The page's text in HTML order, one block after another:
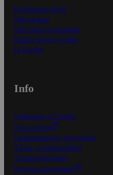
Ensitilaajan ohjeet
Näin maksat
Näin tilaat ja muokkaat
Kaikki ohjeet ja vinkit
In English
Info
S-Business yrityksille
Oiva-raportit
Osuuskauppojen yhteystiedot
Tilaus- ja toimitusehdot
Tietosuojakäytäntö
Palvelun käyttöehdot